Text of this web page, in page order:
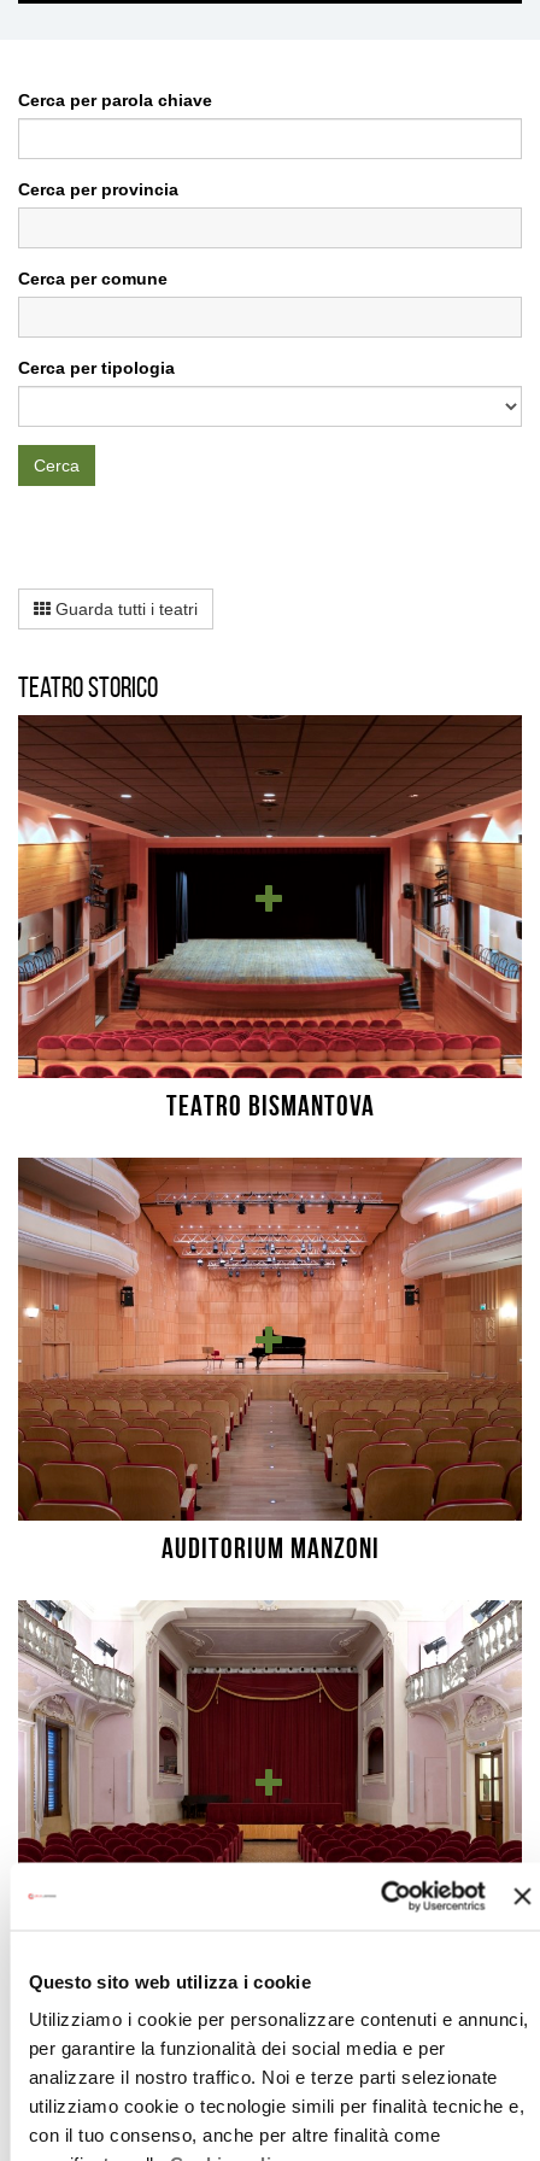
Questo sito web utilizza i cookie
Utilizziamo i cookie per personalizzare contenuti e annunci,
per garantire la funzionalità dei social media e per
analizzare il nostro traffico. Noi e terze parti selezionate
utilizziamo cookie o tecnologie simili per finalità tecniche e,
con il tuo consenso, anche per altre finalità come
Cerca per parola chiave
Cerca per provincia
Cerca per comune
Cerca per tipologia
Cerca
Guarda tutti i teatri
Teatro storico
TEATRO BISMANTOVA
AUDITORIUM MANZONI
TEATRO DEL COLLEGIO SAN CARLO